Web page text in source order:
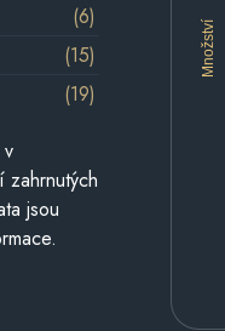
Množství
(6)
(15)
(19)
jsou